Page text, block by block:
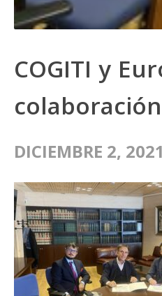
COGITI y
DICIEMBRE 2, 2021